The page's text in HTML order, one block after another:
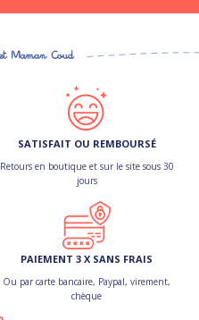
SATISFAIT OU REMBOURSÉ
Retours en boutique et sur le site sous 30
jours
PAIEMENT 3 X SANS FRAIS
Ou par carte bancaire, Paypal, virement,
chèque